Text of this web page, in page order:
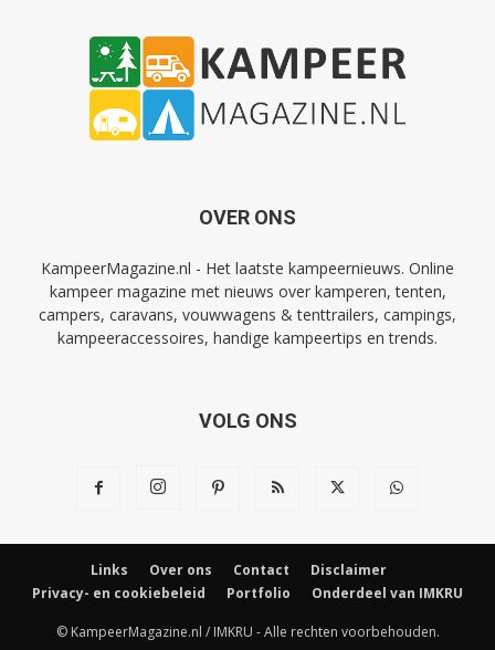
OVER ONS
KampeerMagazine.nl - Het laatste kampeernieuws. Online
kampeer magazine met nieuws over kamperen, tenten,
campers, caravans, vouwwagens & tenttrailers, campings,
kampeeraccessoires, handige kampeertips en trends.
VOLG ONS
Links Over ons Contact
Disclaimer
Privacy- en cookiebeleid
Portfolio Onderdeel van IMKRU
© KampeerMagazine.nl / IMKRU - Alle rechten voorbehouden.